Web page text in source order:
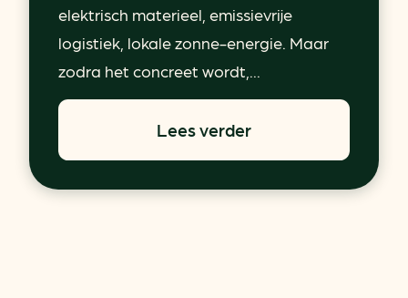
elektrisch materieel, emissievrije
logistiek, lokale zonne-energie. Maar
zodra het concreet wordt,...
Lees verder